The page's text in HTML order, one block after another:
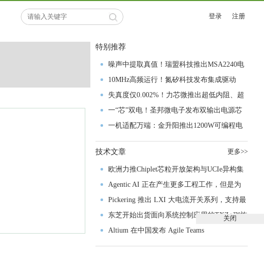
登录 注册
特别推荐
噪声中提取真值！瑞盟科技推出MSA2240电
流检测芯片赋能多元高端测量场景
10MHz高频运行！氮矽科技发布集成驱动
GaN芯片，助力电源能效再攀新高
失真度仅0.002%！力芯微推出超低内阻、超
低失真4PST模拟开关
一“芯”双电！圣邦微电子发布双输出电源芯
片，简化AFE与音频设计
一机适配万端：金升阳推出1200W可编程电
源，赋能高端装备制造
技术文章 更多>>
欧洲力推Chiplet芯粒开放架构与UCIe异构集
成以加速其汽车产业生态智能化进程
Agentic AI 正在产生更多工程工作，但是为
什么系统开发进展并没有更快？
Pickering 推出 LXI 大电流开关系列，支持最
高 80A、300V 信号
东芝开始出货面向系统控制应用的TXZ+™族
入门级M4V组
Altium 在中国发布 Agile Teams
关闭